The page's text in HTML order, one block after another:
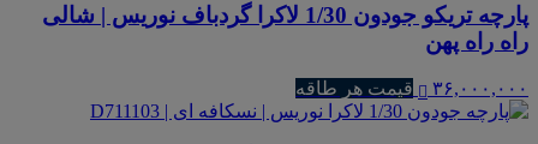
پارچه تریکو جودون 1/30 لاکرا گردباف نوریس | شالی
راه راه پهن
۳۶,۰۰۰,۰۰۰ قیمت هر طاقه